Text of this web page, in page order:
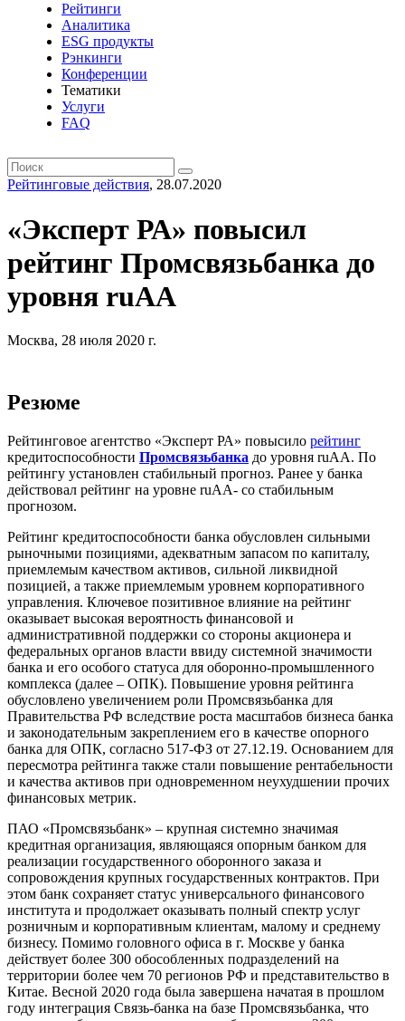
Рейтинги
Аналитика
ESG продукты
Рэнкинги
Конференции
Тематики
Услуги
FAQ
Рейтинговые действия, 28.07.2020
«Эксперт РА» повысил
рейтинг Промсвязьбанка до
уровня ruАА
Москва, 28 июля 2020 г.
Резюме
Рейтинговое агентство «Эксперт РА» повысило рейтинг
кредитоспособности Промсвязьбанка до уровня ruАА. По
рейтингу установлен стабильный прогноз. Ранее у банка
действовал рейтинг на уровне ruАА- со стабильным
прогнозом.
Рейтинг кредитоспособности банка обусловлен сильными
рыночными позициями, адекватным запасом по капиталу,
приемлемым качеством активов, сильной ликвидной
позицией, а также приемлемым уровнем корпоративного
управления. Ключевое позитивное влияние на рейтинг
оказывает высокая вероятность финансовой и
административной поддержки со стороны акционера и
федеральных органов власти ввиду системной значимости
банка и его особого статуса для оборонно-промышленного
комплекса (далее – ОПК). Повышение уровня рейтинга
обусловлено увеличением роли Промсвязьбанка для
Правительства РФ вследствие роста масштабов бизнеса банка
и законодательным закреплением его в качестве опорного
банка для ОПК, согласно 517-ФЗ от 27.12.19. Основанием для
пересмотра рейтинга также стали повышение рентабельности
и качества активов при одновременном неухудшении прочих
финансовых метрик.
ПАО «Промсвязьбанк» – крупная системно значимая
кредитная организация, являющаяся опорным банком для
реализации государственного оборонного заказа и
сопровождения крупных государственных контрактов. При
этом банк сохраняет статус универсального финансового
института и продолжает оказывать полный спектр услуг
розничным и корпоративным клиентам, малому и среднему
бизнесу. Помимо головного офиса в г. Москве у банка
действует более 300 обособленных подразделений на
территории более чем 70 регионов РФ и представительство в
Китае. Весной 2020 года была завершена начатая в прошлом
году интеграция Связь-банка на базе Промсвязьбанка, что